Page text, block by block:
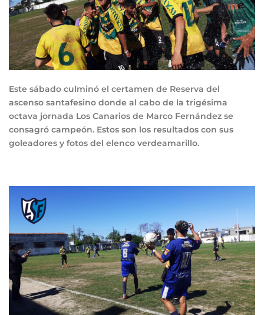
Este sábado culminó el certamen de Reserva del
ascenso santafesino donde al cabo de la trigésima
octava jornada Los Canarios de Marco Fernández se
consagró campeón. Estos son los resultados con sus
goleadores y fotos del elenco verdeamarillo.